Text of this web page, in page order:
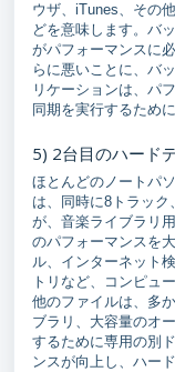
ウザ、iTunes、その
どを意味します。バ
がパフォーマンスに
らに悪いことに、バ
リケーションは、パ
同期を実行するため
5) 2台目のハード
ほとんどのノートパ
は、同時に8トラッ
が、音楽ライブラリ
のパフォーマンスを
ル、インターネット
トリなど、コンピュ
他のファイルは、多
ブラリ、大容量のオ
するために専用の別
ンスが向上し、ハー